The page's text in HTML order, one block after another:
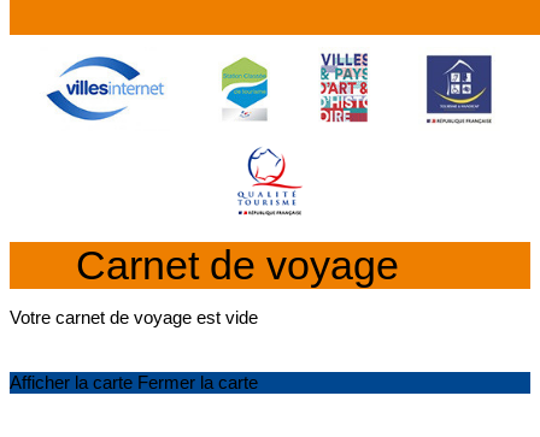
Carnet de voyage
Votre carnet de voyage est vide
Afficher la carte Fermer la carte